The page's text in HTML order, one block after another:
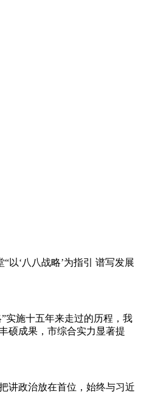
以‘八八战略’为指引 谱写发展
实施十五年来走过的历程，我
硕成果，市综合实力显著提
讲政治放在首位，始终与习近